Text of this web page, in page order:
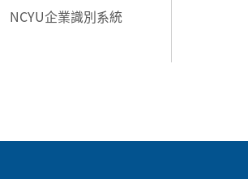
NCYU企業識別系統